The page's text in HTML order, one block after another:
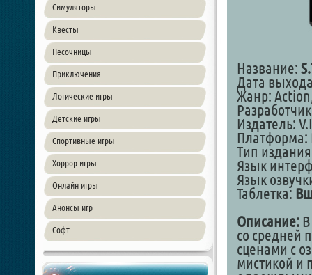
Симуляторы
Квесты
Песочницы
Приключения
Логические игры
Детские игры
Спортивные игры
Хоррор игры
Онлайн игры
Анонсы игр
Софт
Название:
Дата
Жанр:
Издатель:
Платформа:
Тип
Язык
Язык
Таблетка:
Описание:
со средней
сценами с
мистикой и